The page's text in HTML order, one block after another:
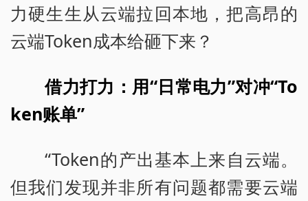
力硬生生从云端拉回本地，把高昂的
云端Token成本给砸下来？
借力打力：用“日常电力”对冲“To
ken账单”
“Token的产出基本上来自云端。
但我们发现并非所有问题都需要云端